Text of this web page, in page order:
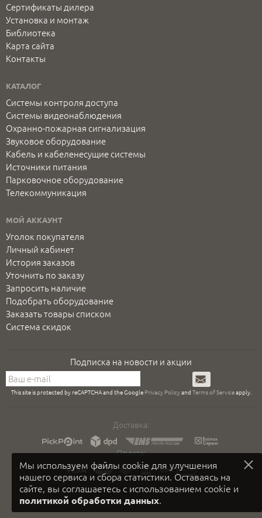
Мы используем файлы cookie для улучшения
нашего сервиса и сбора статистики. Оставаясь на
сайте, вы соглашаетесь с использованием cookie и
политикой обработки данных.
Сертификаты дилера
Установка и монтаж
Библиотека
Карта сайта
Контакты
КАТАЛОГ
Системы контроля доступа
Системы видеонаблюдения
Охранно-пожарная сигнализация
Звуковое оборудование
Кабель и кабеленесущие системы
Источники питания
Парковочное оборудование
Телекоммуникация
МОЙ АККАУНТ
Уголок покупателя
Личный кабинет
История заказов
Уточнить по заказу
Запросить наличие
Подобрать оборудование
Заказать товары списком
Система скидок
Подписка на новости и акции
Подписаться
This site is protected by reCAPTCHA and the Google Privacy Policyand Terms of Serviceapply.
Доставка:
Оплата: